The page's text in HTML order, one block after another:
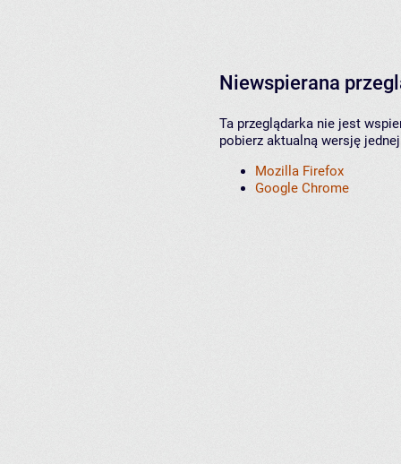
Niewspierana
Ta przeglądarka nie jest
pobierz aktualną wersję
Mozilla Firefox
Google Chrome